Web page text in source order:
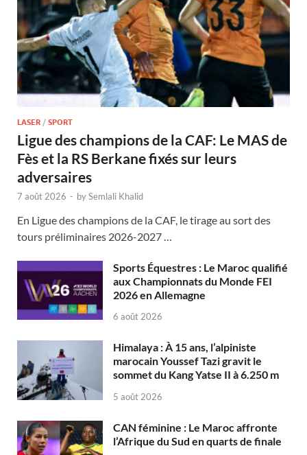
LASER / SPORT
Ligue des champions de la CAF: Le MAS de
Fès et la RS Berkane fixés sur leurs
adversaires
7 août 2026 - bySemlali Khalid
En Ligue des champions de la CAF, le tirage au sort des
tours préliminaires 2026-2027 …
Sports Équestres : Le Maroc qualifié
aux Championnats du Monde FEI
2026 en Allemagne
6 août 2026
Himalaya : À 15 ans, l’alpiniste
marocain Youssef Tazi gravit le
sommet du Kang Yatse II à 6.250 m
5 août 2026
CAN féminine : Le Maroc affronte
l’Afrique du Sud en quarts de finale